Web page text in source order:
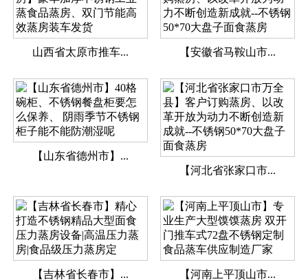
山西省太原市推车... 【安徽省马鞍山市...
【山东省德州市】...
【河北省张家口市...
【吉林省长春市】... 【河南上平顶山市...